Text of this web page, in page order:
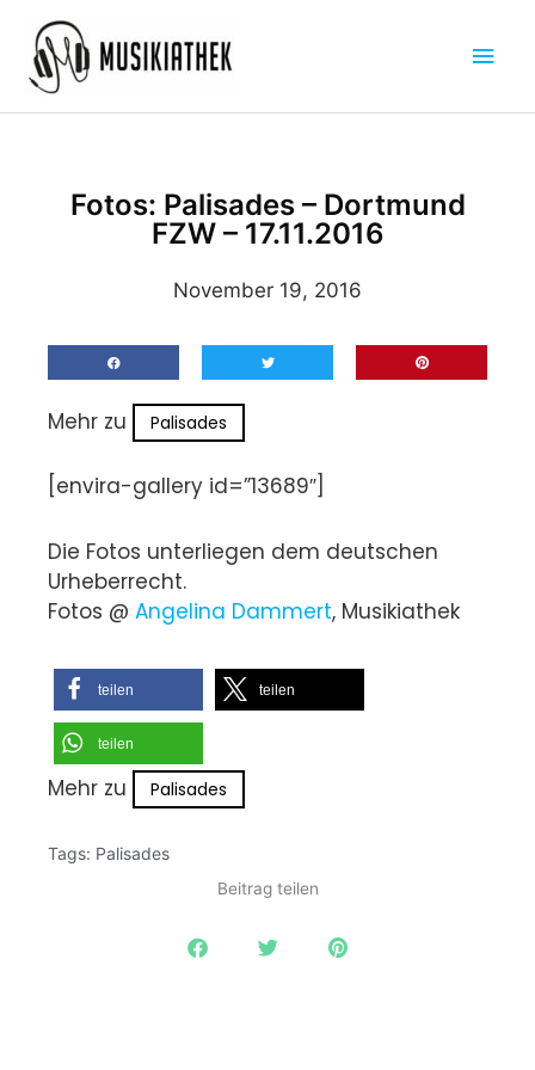
Inhalt
springen
Fotos: Palisades – Dortmund
FZW – 17.11.2016
November 19, 2016
Mehr zu Palisades
[envira-gallery id=”13689″]
Die Fotos unterliegen dem deutschen
Urheberrecht.
Fotos @ Angelina Dammert, Musikiathek
teilen teilen
teilen
Mehr zu Palisades
Tags: Palisades
Beitrag teilen